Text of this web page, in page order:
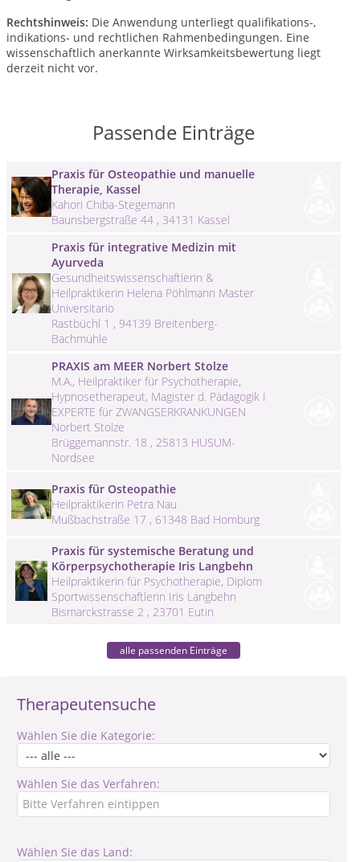
Therapeutensuche
Wählen Sie die Kategorie:
Wählen Sie das Verfahren:
Wählen Sie das Land:
Rechtshinweis: Die Anwendung unterliegt qualifikations-,
indikations- und rechtlichen Rahmenbedingungen. Eine
wissenschaftlich anerkannte Wirksamkeitsbewertung liegt
derzeit nicht vor.
Passende Einträge
Praxis für Osteopathie und manuelle
Therapie, Kassel
Kahori Chiba-Stegemann
Baunsbergstraße 44 , 34131 Kassel
Praxis für integrative Medizin mit
Ayurveda
Gesundheitswissenschaftlerin &
Heilpraktikerin Helena Pöhlmann Master
Universitario
Rastbüchl 1 , 94139 Breitenberg-
Bachmühle
PRAXIS am MEER Norbert Stolze
M.A., Heilpraktiker für Psychotherapie,
Hypnosetherapeut, Magister d. Pädagogik I
EXPERTE für ZWANGSERKRANKUNGEN
Norbert Stolze
Brüggemannstr. 18 , 25813 HUSUM-
Nordsee
Praxis für Osteopathie
Heilpraktikerin Petra Nau
Mußbachstraße 17 , 61348 Bad Homburg
Praxis für systemische Beratung und
Körperpsychotherapie Iris Langbehn
Heilpraktikerin für Psychotherapie, Diplom
Sportwissenschaftlerin Iris Langbehn
Bismarckstrasse 2 , 23701 Eutin
alle passenden Einträge